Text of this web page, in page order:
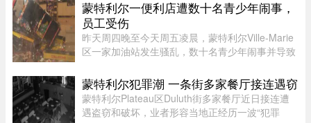
主角，并亲选男主角演员，还要求剧中安排60多场
吻戏。男主角演员钟宇飞近 ...
蒙特利尔一便利店遭数十名青少年闹事，
员工受伤
昨天周四晚至今天周五凌晨，蒙特利尔Ville-Marie
区一家加油站发生骚乱，数十名青少年闹事并导致
国际烟花节”（International des feux Loto-
Québec）本季最后一场活动 ...
蒙特利尔犯罪潮 一条街多家餐厅接连遇窃
蒙特利尔Plateau区Duluth街多家餐厅近日接连遭
遇盗窃和破坏，业者形容当地正经历一波“犯罪